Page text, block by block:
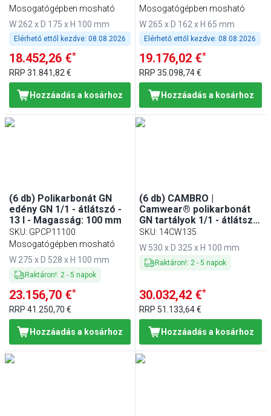
Mosogatógépben mosható
W 262 x D 175 x H 100 mm
Elérhető ettől kezdve: 08.08.2026
18.452,26 €*
RRP 31.841,82 €
Hozzáadás a kosárhoz
Mosogatógépben mosható
W 265 x D 162 x H 65 mm
Elérhető ettől kezdve:08.08.2026
19.176,02 €*
RRP35.098,74 €
Hozzáadás a kosárhoz
(6 db) Polikarbonát GN
edény GN 1/1 - átlátszó -
13 l - Magasság: 100 mm
SKU: GPCP11100
Mosogatógépben mosható
W 275 x D 528 x H 100 mm
Raktáron!: 2- 5 napok
23.156,70 €*
RRP 41.250,70 €
Hozzáadás a kosárhoz
(6 db) CAMBRO |
Camwear® polikarbonát
GN tartályok 1/1 - átlátszó
- mélység 100 mm
SKU: 14CW135
W 530 x D 325 x H 100 mm
Raktáron!: 2 -5 napok
30.032,42 €*
RRP 51.133,64 €
Hozzáadás a kosárhoz